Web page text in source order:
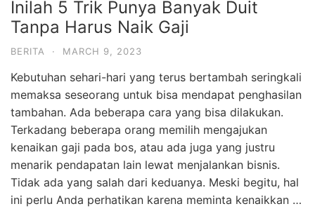
Inilah 5 Trik Punya Banyak Duit
Tanpa Harus Naik Gaji
BERITA · MARCH 9, 2023
Kebutuhan sehari-hari yang terus bertambah seringkali
memaksa seseorang untuk bisa mendapat penghasilan
tambahan. Ada beberapa cara yang bisa dilakukan.
Terkadang beberapa orang memilih mengajukan
kenaikan gaji pada bos, atau ada juga yang justru
menarik pendapatan lain lewat menjalankan bisnis.
Tidak ada yang salah dari keduanya. Meski begitu, hal
ini perlu Anda perhatikan karena meminta kenaikkan …